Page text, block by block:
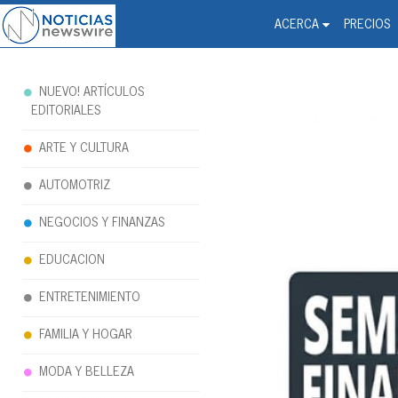
ACERCA PRECIOS
Noticias Newswire -
NUEVO! ARTÍCULOS
EDITORIALES
ARTE Y CULTURA
AUTOMOTRIZ
NEGOCIOS Y FINANZAS
EDUCACION
ENTRETENIMIENTO
FAMILIA Y HOGAR
MODA Y BELLEZA